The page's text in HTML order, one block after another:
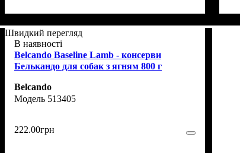
Швидкий перегляд
В наявності
Belcando Baseline Lamb - консерви
Белькандо для собак з ягням 800 г
Belcando
513405
222.00грн